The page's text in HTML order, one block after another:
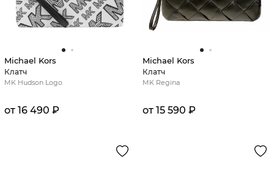
Michael Kors
Клатч
MK Hudson Logo
от 16 490 ₽
Michael Kors
Клатч
MK Regina
от 15 590 ₽